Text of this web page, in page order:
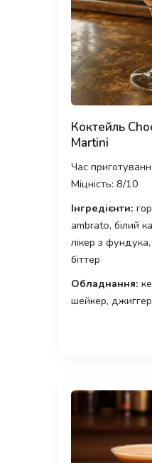
Коктейль
Martini
Час
Міцність: 8/10
Інгредієнти:
ambrato, білий
лікер з
біттер
Обладнання:
шейкер,